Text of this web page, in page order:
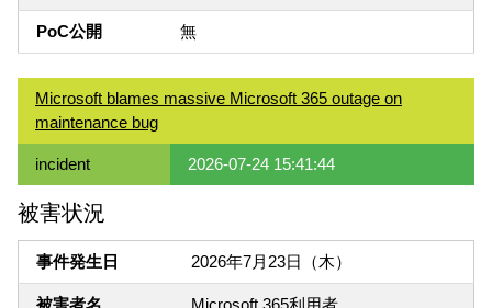
PoC公開 無
Microsoft blames massive Microsoft 365 outage on
maintenance bug
incident 2026-07-24 15:41:44
被害状況
事件発生日 2026年7月23日（木）